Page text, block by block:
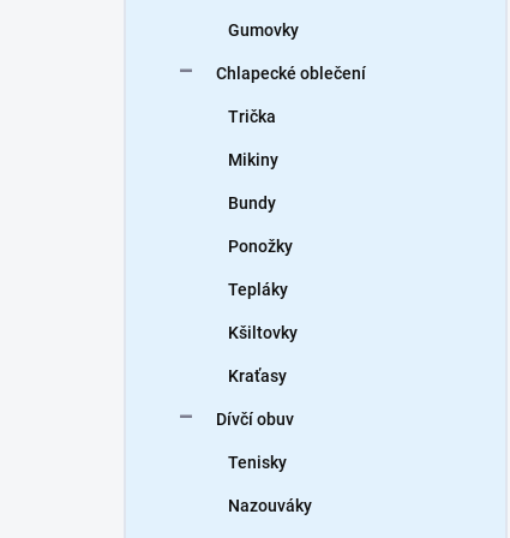
Gumovky
Chlapecké oblečení
Trička
Mikiny
Bundy
Ponožky
Tepláky
Kšiltovky
Kraťasy
Dívčí obuv
Tenisky
Nazouváky